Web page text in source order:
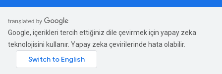
Google, içerikleri tercih ettiğiniz dile çevirmek için yapay zeka
teknolojisini kullanır. Yapay zeka çevirilerinde hata olabilir.